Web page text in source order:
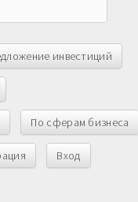
инвестиций
По сферам бизнеса
Вход